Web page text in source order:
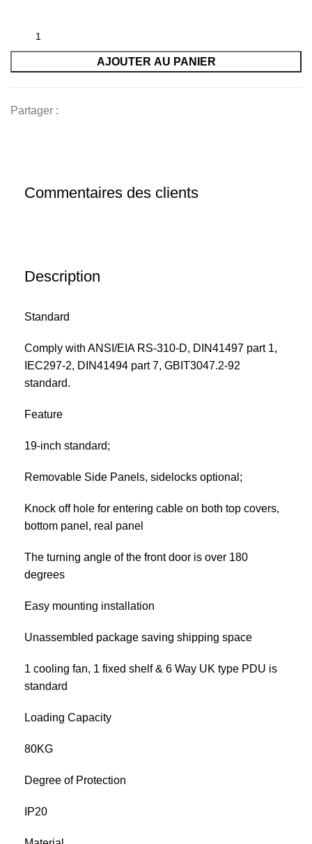
AJOUTER AU PANIER
Partager :
Description
Standard
Comply with ANSI/EIA RS-310-D, DIN41497 part 1,
IEC297-2, DIN41494 part 7, GBIT3047.2-92
standard.
Feature
19-inch standard;
Removable Side Panels, sidelocks optional;
Knock off hole for entering cable on both top covers,
bottom panel, real panel
The turning angle of the front door is over 180
degrees
Easy mounting installation
Unassembled package saving shipping space
1 cooling fan, 1 fixed shelf & 6 Way UK type PDU is
standard
Loading Capacity
80KG
Degree of Protection
IP20
Commentaires des clients